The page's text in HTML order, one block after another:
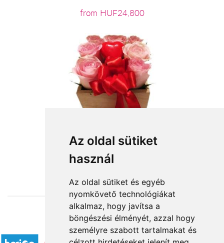
Az oldal sütiket
használ
Az oldal sütiket és egyéb
nyomkövető technológiákat
alkalmaz, hogy javítsa a
böngészési élményét, azzal hogy
személyre szabott tartalmakat és
from HUF24,800
from HUF26,800
Accepted payment methods